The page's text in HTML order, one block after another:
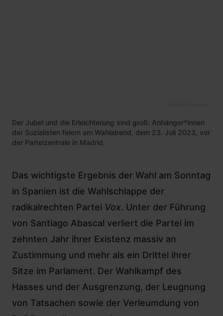
Der Jubel und die Erleichterung sind groß: Anhänger*innen
der Sozialisten feiern am Wahlabend, dem 23. Juli 2023, vor
der Parteizentrale in Madrid.
Das wichtigste Ergebnis der Wahl am Sonntag
in Spanien ist die Wahlschlappe der
radikalrechten Partei Vox. Unter der Führung
von Santiago Abascal verliert die Partei im
zehnten Jahr ihrer Existenz massiv an
Zustimmung und mehr als ein Drittel ihrer
Sitze im Parlament. Der Wahlkampf des
Hasses und der Ausgrenzung, der Leugnung
von Tatsachen sowie der Verleumdung von